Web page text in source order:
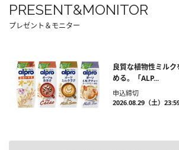
PRESENT&MONITOR
プレゼント＆モニター
良質な植物性ミル
める。「ALP...
申込締切
2026.08.29（土）